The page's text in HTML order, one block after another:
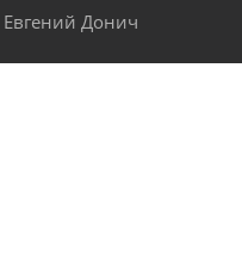
Евгений Донич